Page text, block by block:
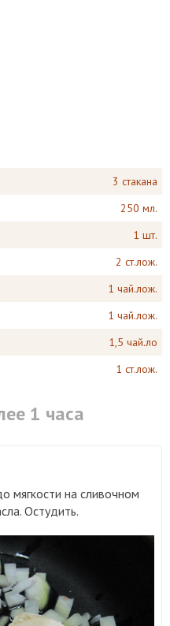
3 стакана
250 мл.
1 шт.
2 ст.лож.
1 чай.лож.
1 чай.лож.
1,5 чай.ло
1 ст.лож.
1 часа
мягкости на сливочном
Остудить.